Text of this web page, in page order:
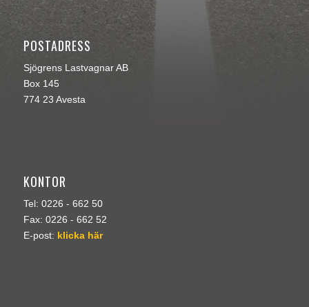
POSTADRESS
Sjögrens Lastvagnar AB
Box 145
774 23 Avesta
KONTOR
Tel: 0226 - 662 50
Fax: 0226 - 662 52
E-post: klicka här